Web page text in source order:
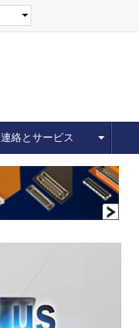
連絡とサービス